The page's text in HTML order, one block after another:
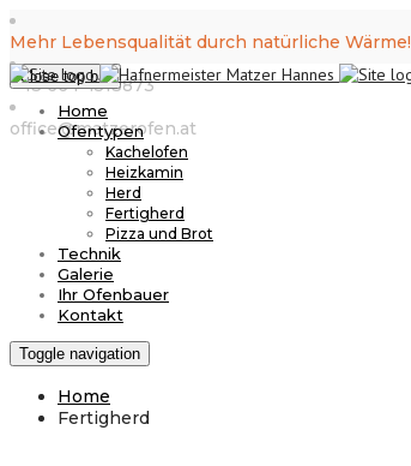
Mehr Lebensqualität durch natürliche Wärme!
+43 664 4513873
office@matzerofen.at
Close top bar
Home
Ofentypen
Kachelofen
Heizkamin
Herd
Fertigherd
Pizza und Brot
Technik
Galerie
Ihr Ofenbauer
Kontakt
Toggle navigation
Home
Fertigherd